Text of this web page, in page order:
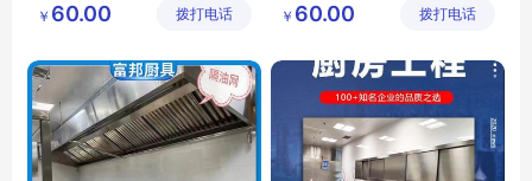
饭堂厨房设计规范
厨具安装服务
工程有限
￥ 60.00 拨打电话
厨房工程布局
食堂厨房设备
工程有限
￥ 60.00 拨打电话